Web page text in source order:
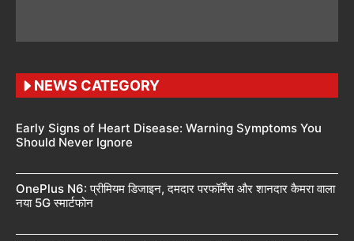
NEWS CATEGORY
Early Signs of Heart Disease: Warning Symptoms You
Should Never Ignore
OnePlus N6: प्रीमियम डिजाइन, दमदार परफॉर्मेंस और शानदार कैमरा वाला
नया 5G स्मार्टफोन